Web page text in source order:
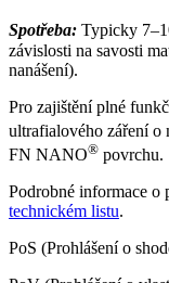
Spotřeba: Typicky
závislosti na savosti
nanášení).
Pro zajištění plné
ultrafialového záření
FN NANO® povrchu.
Podrobné informace o
technickém listu.
PoS (Prohlášení o